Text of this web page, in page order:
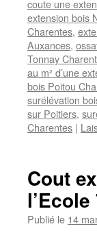
coute une
extension bois
Charentes,
Auxances,
Tonnay
au m² d’une
bois Poitou
surélévation
sur Poitiers,
Charentes |
Cout
l’Ecole
Publié le 14